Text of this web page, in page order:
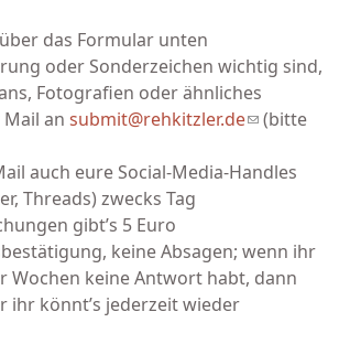
das Formular unten
oder Sonderzeichen wichtig sind,
Fotografien oder ähnliches
an submit@rehkitzler.de(link sends
(bitte
auch eure Social-Media-Handles
Threads) zwecks Tag
gibt’s 5 Euro
keine Absagen; wenn ihr
Wochen keine Antwort habt, dann
ihr könnt’s jederzeit wieder